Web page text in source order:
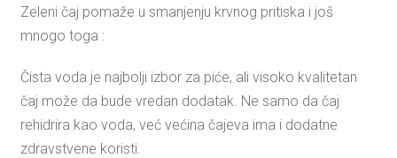
Zeleni čaj pomaže u smanjenju krvnog pritiska i još
mnogo toga :
Čista voda je najbolji izbor za piće, ali visoko kvalitetan
čaj može da bude vredan dodatak. Ne samo da čaj
rehidrira kao voda, već većina čajeva ima i dodatne
zdravstvene koristi.